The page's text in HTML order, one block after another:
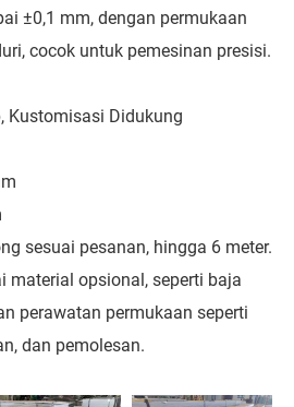
±0,1 mm, dengan permukaan
cocok untuk pemesinan presisi.
Kustomisasi Didukung
sesuai pesanan, hingga 6 meter.
material opsional, seperti baja
perawatan permukaan seperti
dan pemolesan.